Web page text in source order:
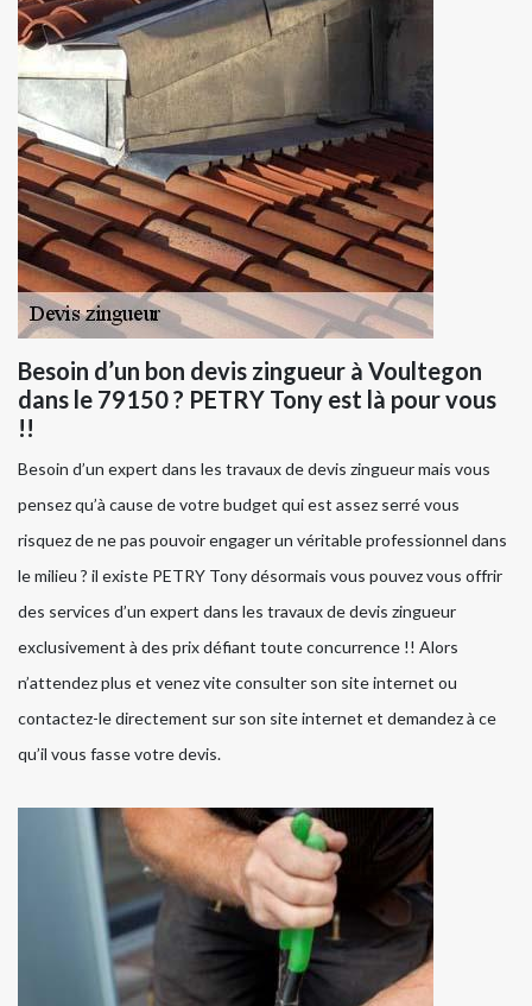
Besoin d’un bon devis zingueur à Voultegon
dans le 79150 ? PETRY Tony est là pour vous
!!
Besoin d’un expert dans les travaux de devis zingueur mais vous
pensez qu’à cause de votre budget qui est assez serré vous
risquez de ne pas pouvoir engager un véritable professionnel dans
le milieu ? il existe PETRY Tony désormais vous pouvez vous offrir
des services d’un expert dans les travaux de devis zingueur
exclusivement à des prix défiant toute concurrence !! Alors
n’attendez plus et venez vite consulter son site internet ou
contactez-le directement sur son site internet et demandez à ce
qu’il vous fasse votre devis.